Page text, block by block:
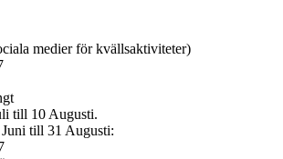
medier för kvällsaktiviteter)
till 10 Augusti.
till 31 Augusti: